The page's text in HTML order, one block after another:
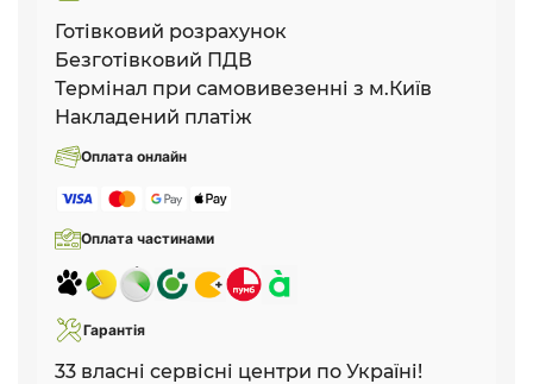
Готівковий розрахунок
Безготівковий ПДВ
Термінал при самовивезенні з м.Київ
Накладений платіж
Оплата онлайн
Оплата частинами
Гарантія
33 власні сервісні центри по Україні!